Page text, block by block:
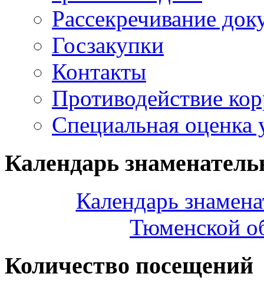
Рассекречивание
Госзакупки
Контакты
Противодействие
Специальная оценка
Календарь
Календарь
Тюменской
Количество посещений